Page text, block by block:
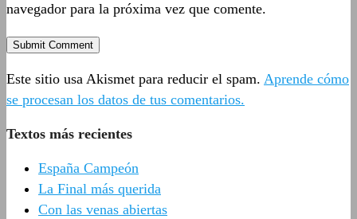
navegador para la próxima vez que comente.
Este sitio usa Akismet para reducir el spam. Aprende cómo
se procesan los datos de tus comentarios.
Textos más recientes
España Campeón
La Final más querida
Con las venas abiertas